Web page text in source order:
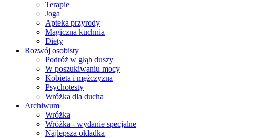
Terapie
Joga
Apteka przyrody
Magiczna kuchnia
Diety
Rozwój osobisty
Podróż w głąb duszy
W poszukiwaniu mocy
Kobieta i mężczyzna
Psychotesty
Wróżka dla ducha
Archiwum
Wróżka
Wróżka - wydanie specjalne
Najlepsza okładka